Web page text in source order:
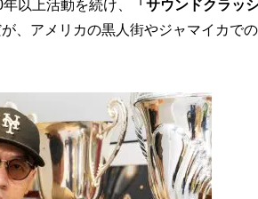
以上活動を続け、
「サウンドクラッ
、アメリカの黒人街やジャマイカで